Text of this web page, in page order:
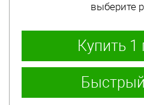
выберите
Купить 1